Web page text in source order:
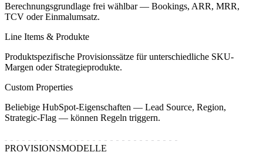
Berechnungsgrundlage frei wählbar — Bookings, ARR, MRR,
TCV oder Einmalumsatz.
Line Items & Produkte
Produktspezifische Provisionssätze für unterschiedliche SKU-
Margen oder Strategieprodukte.
Custom Properties
Beliebige HubSpot-Eigenschaften — Lead Source, Region,
Strategic-Flag — können Regeln triggern.
PROVISIONSMODELLE